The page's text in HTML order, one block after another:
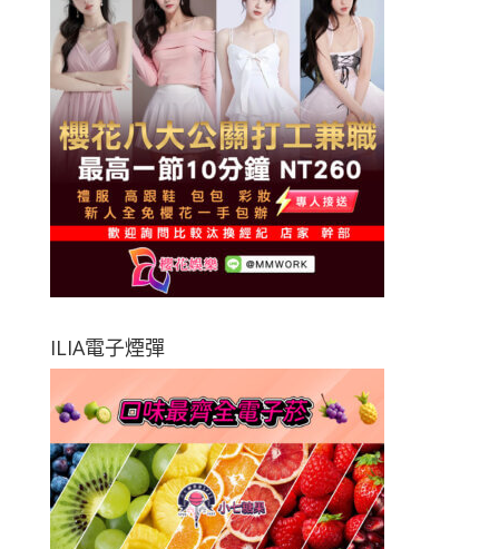
ILIA電子煙彈